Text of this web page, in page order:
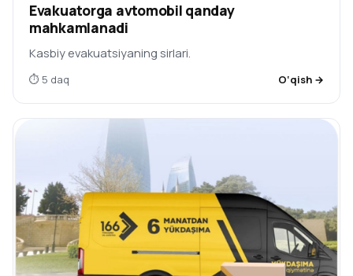
Evakuatorga avtomobil qanday
mahkamlanadi
Kasbiy evakuatsiyaning sirlari.
⏱ 5 daq O‘qish →